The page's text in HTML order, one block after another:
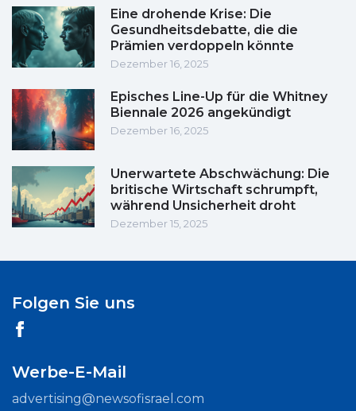
Eine drohende Krise: Die
Gesundheitsdebatte, die die
Prämien verdoppeln könnte
Dezember 16, 2025
Episches Line-Up für die Whitney
Biennale 2026 angekündigt
Dezember 16, 2025
Unerwartete Abschwächung: Die
britische Wirtschaft schrumpft,
während Unsicherheit droht
Dezember 15, 2025
Folgen Sie uns
Werbe-E-Mail
advertising@newsofisrael.com